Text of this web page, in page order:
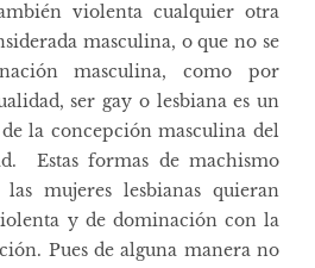
violenta cualquier otra
masculina, o que no se
masculina, como por
ser gay o lesbiana es un
la concepción masculina del
Estas formas de machismo
mujeres lesbianas quieran
y de dominación con la
Pues de alguna manera no